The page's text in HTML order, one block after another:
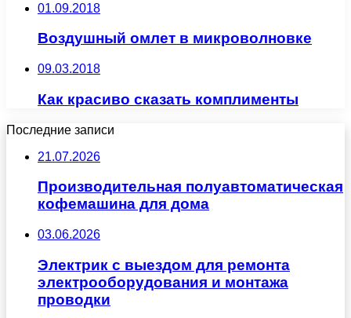
01.09.2018
Воздушный омлет в микроволновке
09.03.2018
Как красиво сказать комплименты
Последние записи
21.07.2026
Производительная полуавтоматическая
кофемашина для дома
03.06.2026
Электрик с выездом для ремонта
электрооборудования и монтажа
проводки